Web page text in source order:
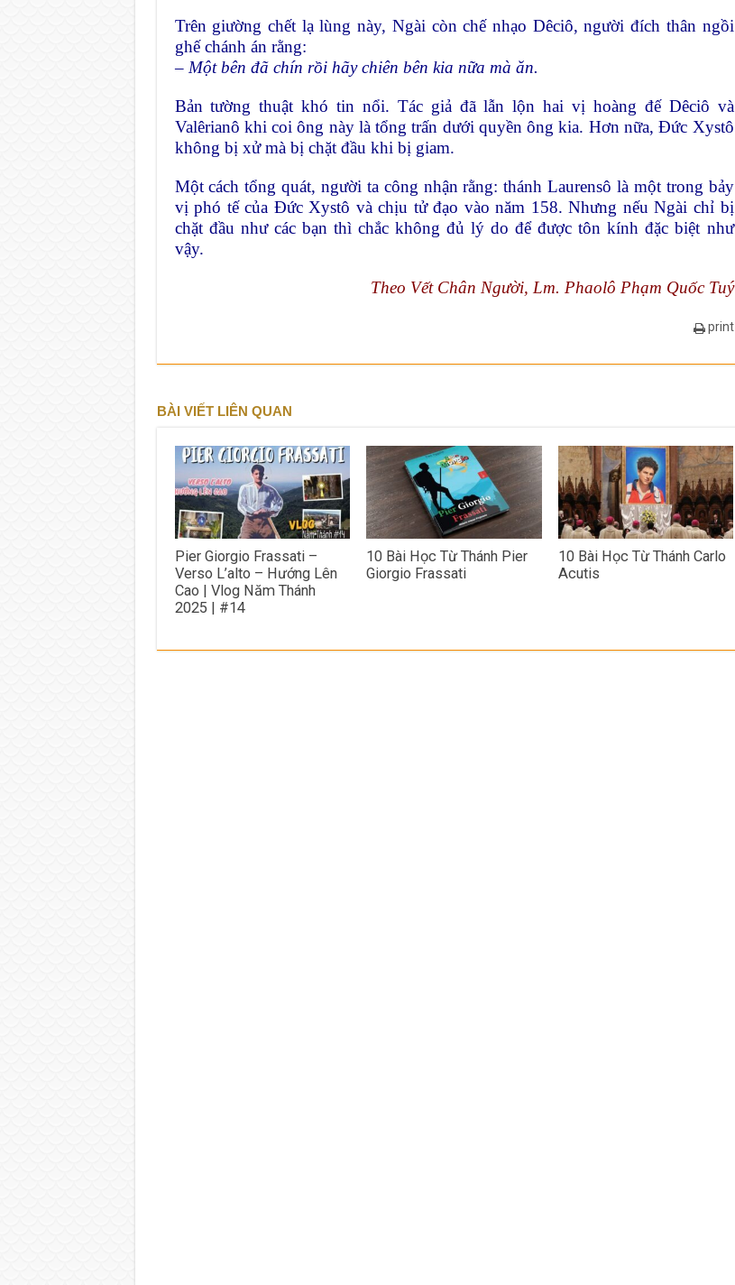
Trên giường chết lạ lùng này, Ngài còn chế nhạo Dêciô, người đích thân ngồi
ghế chánh án rằng:
– Một bên đã chín rồi hãy chiên bên kia nữa mà ăn.
Bản tường thuật khó tin nổi. Tác giả đã lẫn lộn hai vị hoàng đế Dêciô và
Valêrianô khi coi ông này là tổng trấn dưới quyền ông kia. Hơn nữa, Đức Xystô
không bị xử mà bị chặt đầu khi bị giam.
Một cách tổng quát, người ta công nhận rằng: thánh Laurensô là một trong bảy
vị phó tế của Đức Xystô và chịu tử đạo vào năm 158. Nhưng nếu Ngài chỉ bị
chặt đầu như các bạn thì chắc không đủ lý do để được tôn kính đặc biệt như
vậy.
Theo Vết Chân Người, Lm. Phaolô Phạm Quốc Tu​ý
print
BÀI VIẾT LIÊN QUAN
Pier Giorgio Frassati –
Verso L’alto – Hướng Lên
Cao | Vlog Năm Thánh
2025 | #14
10 Bài Học Từ Thánh Pier
Giorgio Frassati
10 Bài Học Từ Thánh Carlo
Acutis